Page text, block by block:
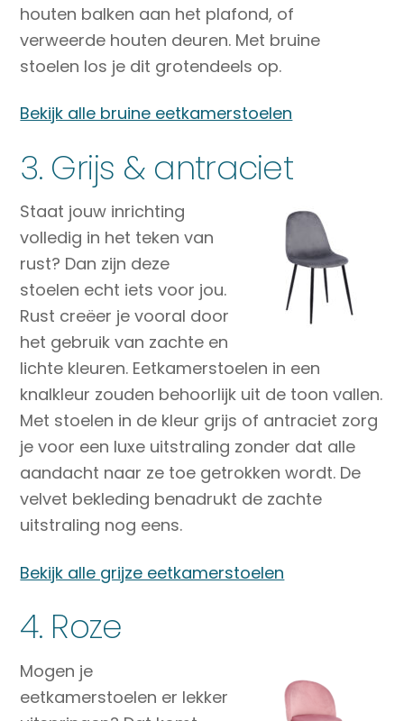
houten balken aan het plafond, of
verweerde houten deuren. Met bruine
stoelen los je dit grotendeels op.
Bekijk alle bruine eetkamerstoelen
3. Grijs & antraciet
Staat jouw inrichting
volledig in het teken van
rust? Dan zijn deze
stoelen echt iets voor jou.
Rust creëer je vooral door
het gebruik van zachte en
lichte kleuren. Eetkamerstoelen in een
knalkleur zouden behoorlijk uit de toon vallen.
Met stoelen in de kleur grijs of antraciet zorg
je voor een luxe uitstraling zonder dat alle
aandacht naar ze toe getrokken wordt. De
velvet bekleding benadrukt de zachte
uitstraling nog eens.
Bekijk alle grijze eetkamerstoelen
4. Roze
Mogen je
eetkamerstoelen er lekker